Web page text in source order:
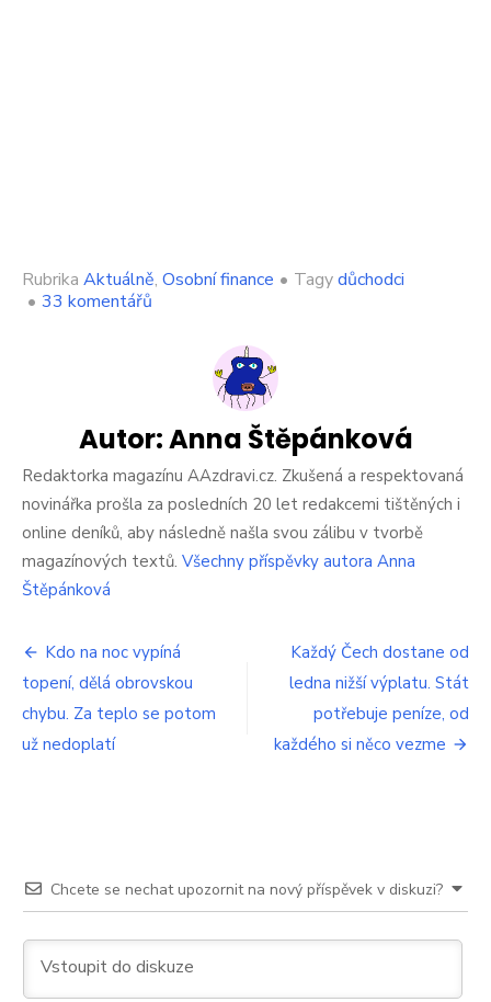
Rubrika Aktuálně, Osobní finance • Tagydůchodci
• 33 komentářů
Důchody
Česku
masivně
vzrostou.
Důchodci
dostanou
balík.
A
k
tomu
pro
všechny
Autor:Anna Štěpánková
Redaktorka magazínu AAzdravi.cz. Zkušená a respektovaná
novinářka prošla za posledních 20 let redakcemi tištěných i
online deníků, aby následně našla svou zálibu v tvorbě
magazínových textů. Všechny příspěvky autora Anna
Štěpánková
Navigace
pro
příspěvek
Kdo na noc vypíná
topení, dělá obrovskou
chybu. Za teplo se potom
už nedoplatí
Každý Čech dostane od
ledna nižší výplatu. Stát
potřebuje peníze, od
každého si něco vezme
Chcete se nechat upozornit na nový příspěvek v diskuzi?